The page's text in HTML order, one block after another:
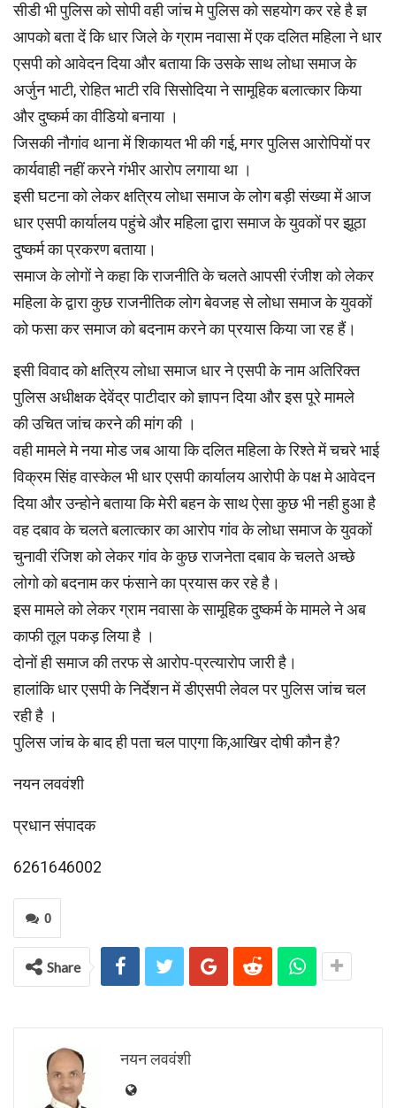
सीडी भी पुलिस को सोपी वही जांच मे पुलिस को सहयोग कर रहे है ज्ञ
आपको बता दें कि धार जिले के ग्राम नवासा में एक दलित महिला ने धार
एसपी को आवेदन दिया और बताया कि उसके साथ लोधा समाज के
अर्जुन भाटी, रोहित भाटी रवि सिसोदिया ने सामूहिक बलात्कार किया
और दुष्कर्म का वीडियो बनाया ।
जिसकी नौगांव थाना में शिकायत भी की गई, मगर पुलिस आरोपियों पर
कार्यवाही नहीं करने गंभीर आरोप लगाया था ।
इसी घटना को लेकर क्षत्रिय लोधा समाज के लोग बड़ी संख्या में आज
धार एसपी कार्यालय पहुंचे और महिला द्वारा समाज के युवकों पर झूठा
दुष्कर्म का प्रकरण बताया।
समाज के लोगों ने कहा कि राजनीति के चलते आपसी रंजीश को लेकर
महिला के द्वारा कुछ राजनीतिक लोग बेवजह से लोधा समाज के युवकों
को फसा कर समाज को बदनाम करने का प्रयास किया जा रह हैं।
इसी विवाद को क्षत्रिय लोधा समाज धार ने एसपी के नाम अतिरिक्त
पुलिस अधीक्षक देवेंद्र पाटीदार को ज्ञापन दिया और इस पूरे मामले
की उचित जांच करने की मांग की ।
वही मामले मे नया मोड जब आया कि दलित महिला के रिश्ते में चचरे भाई
विक्रम सिंह वास्केल भी धार एसपी कार्यालय आरोपी के पक्ष मे आवेदन
दिया और उन्होने बताया कि मेरी बहन के साथ ऐसा कुछ भी नही हुआ है
वह दबाव के चलते बलात्कार का आरोप गांव के लोधा समाज के युवकों
चुनावी रंजिश को लेकर गांव के कुछ राजनेता दबाव के चलते अच्छे
लोगो को बदनाम कर फंसाने का प्रयास कर रहे है।
इस मामले को लेकर ग्राम नवासा के सामूहिक दुष्कर्म के मामले ने अब
काफी तूल पकड़ लिया है ।
दोनों ही समाज की तरफ से आरोप-प्रत्यारोप जारी है।
हालांकि धार एसपी के निर्देशन में डीएसपी लेवल पर पुलिस जांच चल
रही है ।
पुलिस जांच के बाद ही पता चल पाएगा कि,आखिर दोषी कौन है?
नयन लववंशी
प्रधान संपादक
6261646002
0
Share
नयन लववंशी